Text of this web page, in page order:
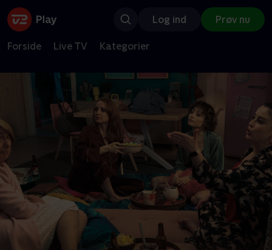
Log ind Prøv nu
Forside Live TV Kategorier